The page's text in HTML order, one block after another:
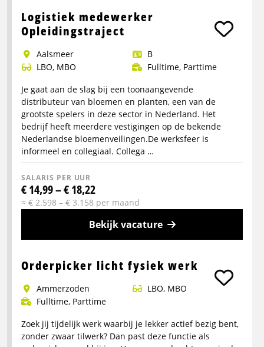
info
over
Facilitair
Medewerker
/
Handyman
Logistiek medewerker
Opleidingstraject
Aalsmeer
B
LBO, MBO
Fulltime, Parttime
Je gaat aan de slag bij een toonaangevende
distributeur van bloemen en planten, een van de
grootste spelers in deze sector in Nederland. Het
bedrijf heeft meerdere vestigingen op de bekende
Nederlandse bloemenveilingen.De werksfeer is
informeel en collegiaal. Collega …
SALARIS PER UUR
€ 14,99 – € 18,22
≈ € 2.598 – € 3.158 per maand
Bekijk vacature
info
Logistiek
medewerker
Opleidingstraject
Orderpicker licht fysiek werk
Ammerzoden
LBO, MBO
Fulltime, Parttime
Zoek jij tijdelijk werk waarbij je lekker actief bezig bent,
zonder zwaar tilwerk? Dan past deze functie als